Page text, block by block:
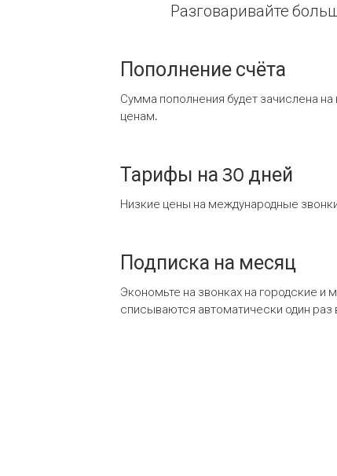
Разговаривайте
Пополнение счёта
Сумма пополнения будет зачислена
ценам.
Тарифы на 30 дней
Низкие цены на международные
Подписка на месяц
Экономьте на звонках на городские и
списываются автоматически один раз